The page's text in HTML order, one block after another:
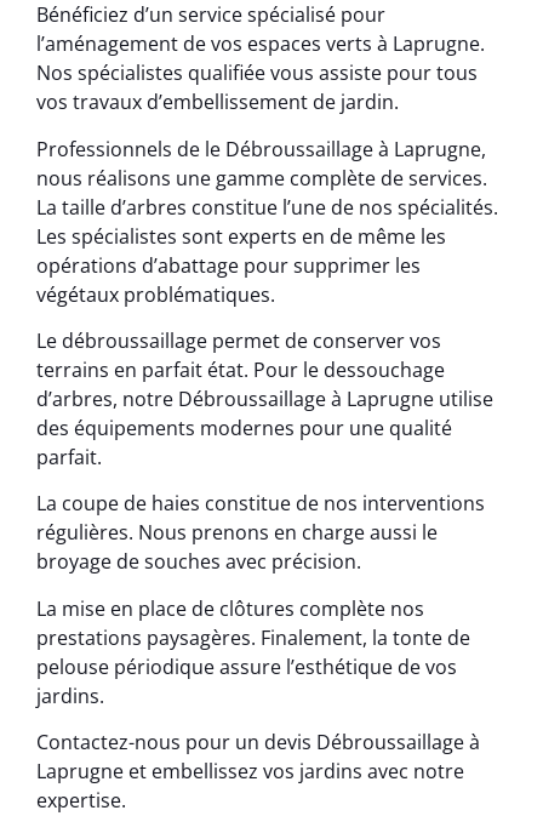
Bénéficiez d’un service spécialisé pour
l’aménagement de vos espaces verts à Laprugne.
Nos spécialistes qualifiée vous assiste pour tous
vos travaux d’embellissement de jardin.
Professionnels de le Débroussaillage à Laprugne,
nous réalisons une gamme complète de services.
La taille d’arbres constitue l’une de nos spécialités.
Les spécialistes sont experts en de même les
opérations d’abattage pour supprimer les
végétaux problématiques.
Le débroussaillage permet de conserver vos
terrains en parfait état. Pour le dessouchage
d’arbres, notre Débroussaillage à Laprugne utilise
des équipements modernes pour une qualité
parfait.
La coupe de haies constitue de nos interventions
régulières. Nous prenons en charge aussi le
broyage de souches avec précision.
La mise en place de clôtures complète nos
prestations paysagères. Finalement, la tonte de
pelouse périodique assure l’esthétique de vos
jardins.
Contactez-nous pour un devis Débroussaillage à
Laprugne et embellissez vos jardins avec notre
expertise.